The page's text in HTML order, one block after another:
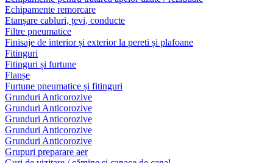
Echipamente remorcare
Etanșare cabluri, țevi, conducte
Filtre pneumatice
Finisaje de interior și exterior la pereti și plafoane
Fitinguri
Fitinguri și furtune
Flanșe
Furtune pneumatice și fitinguri
Grunduri Anticorozive
Grunduri Anticorozive
Grunduri Anticorozive
Grunduri Anticorozive
Grunduri Anticorozive
Grupuri preparare aer